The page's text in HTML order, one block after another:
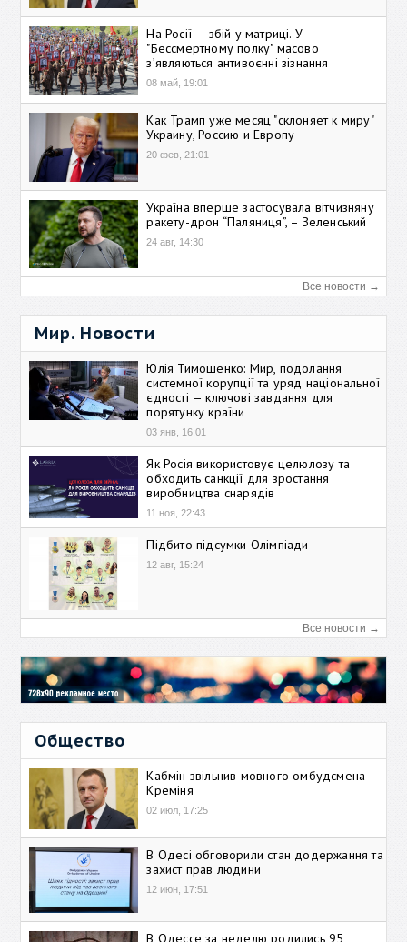
На Росії — збій у матриці. У
"Бессмертному полку" масово
зʼявляються антивоєнні зізнання
08 май, 19:01
Как Трамп уже месяц "склоняет к миру"
Украину, Россию и Европу
20 фев, 21:01
Україна вперше застосувала вітчизняну
ракету-дрон “Паляниця”, – Зеленський
24 авг, 14:30
Все новости →
Мир. Новости
Юлія Тимошенко: Мир, подолання
системної корупції та уряд національної
єдності — ключові завдання для
порятунку країни
03 янв, 16:01
Як Росія використовує целюлозу та
обходить санкції для зростання
виробництва снарядів
11 ноя, 22:43
Підбито підсумки Олімпіади
12 авг, 15:24
Все новости →
Общество
Кабмін звільнив мовного омбудсмена
Креміня
02 июл, 17:25
В Одесі обговорили стан додержання та
захист прав людини
12 июн, 17:51
В Одессе за неделю родились 95